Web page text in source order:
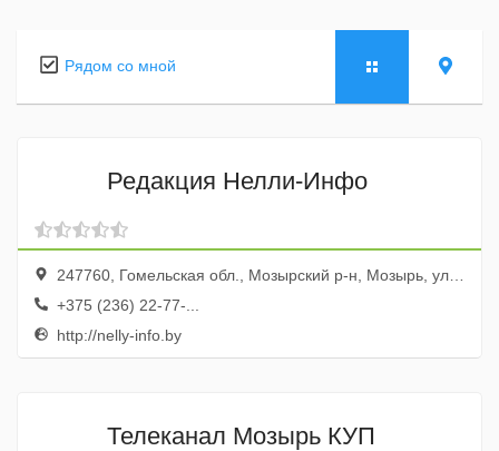
Рядом со мной
Редакция Нелли-Инфо
247760, Гомельская обл., Мозырский р-н, Мозырь, ул. Интернациональная, 170
+375 (236) 22-77-...
http://nelly-info.by
Телеканал Мозырь КУП